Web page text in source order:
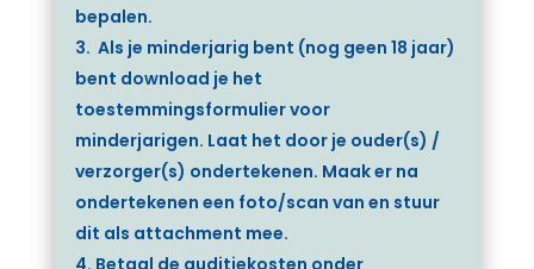
bepalen.
Als je minderjarig bent (nog geen 18 jaar)
bent download je het
toestemmingsformulier voor
minderjarigen. Laat het door je ouder(s) /
verzorger(s) ondertekenen. Maak er na
ondertekenen een foto/scan van en stuur
dit als attachment mee.